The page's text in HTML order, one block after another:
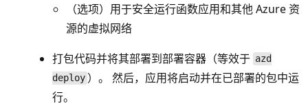
（选项）用于安全运行函数应用和其他 Azure 资
源的虚拟网络
打包代码并将其部署到部署容器（等效于 azd
deploy ）。 然后，应用将启动并在已部署的包中运
行。